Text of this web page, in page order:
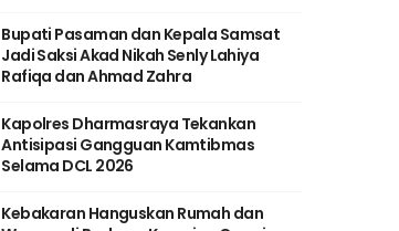
Bupati Pasaman dan Kepala Samsat
Jadi Saksi Akad Nikah Senly Lahiya
Rafiqa dan Ahmad Zahra
Kapolres Dharmasraya Tekankan
Antisipasi Gangguan Kamtibmas
Selama DCL 2026
Kebakaran Hanguskan Rumah dan